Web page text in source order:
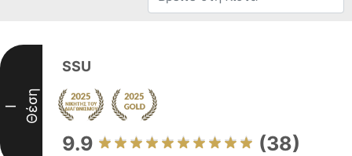
I Θέση
SSU
9.9 (38)